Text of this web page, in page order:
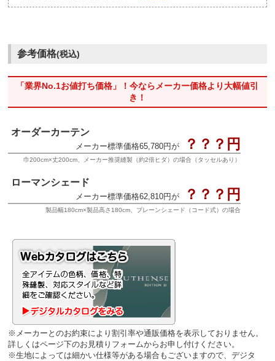
参考価格(税込)
「業界No.1お値打ち価格」！今ならメーカー価格より大幅値引
き！
オーダーカーテン
メーカー標準価格65,780円が ？？？円
巾200cm×丈200cm、メーカー推奨縫製（約2倍ヒダ）の場合（タッセルあり）
ローマンシェード
メーカー標準価格62,810円が ？？？円
製品幅180cm×製品高さ180cm、プレーンシェード（コード式）の場合
※メーカーとのお約束により割引率や通販価格を表示しておりません。
詳しくはページ下のお見積りフォームからお申し付けください。
※生地によっては細かい仕様等がある場合もございますので、デジタ